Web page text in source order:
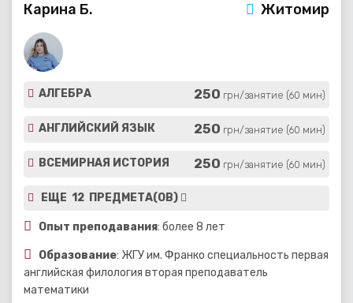
Карина Б. Житомир
АЛГЕБРА 250 грн/занятие (60 мин)
АНГЛИЙСКИЙ ЯЗЫК 250 грн/занятие (60 мин)
ВСЕМИРНАЯ ИСТОРИЯ 250 грн/занятие (60 мин)
ЕЩЕ 12 ПРЕДМЕТА(ОВ)
Опыт преподавания: более 8 лет
Образование: ЖГУ им. Франко специальность первая
английская филология вторая преподаватель
математики